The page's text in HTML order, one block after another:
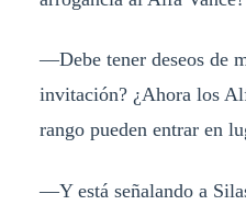
—Debe tener deseos de
invitación? ¿Ahora los
rango pueden entrar en
—Y está señalando a